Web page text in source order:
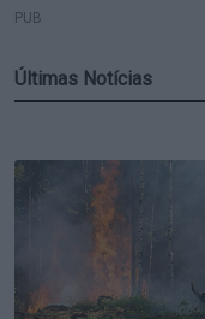
PUB
Últimas Notícias